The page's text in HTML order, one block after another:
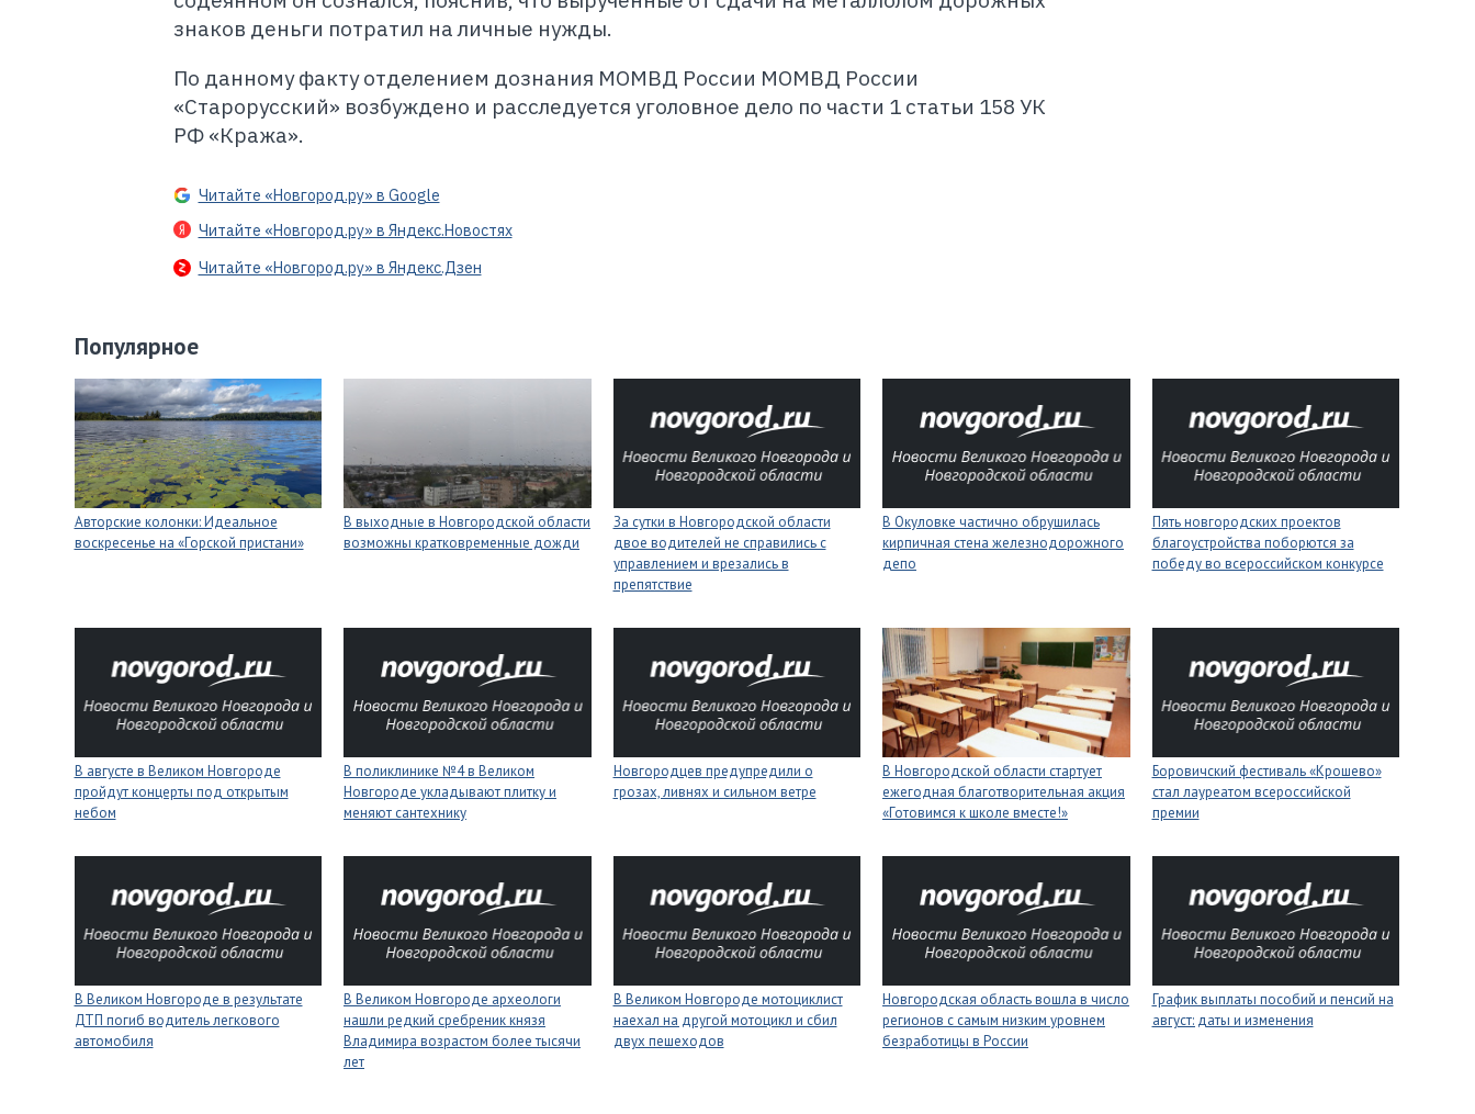
знаков деньги потратил на личные нужды.
По данному факту отделением дознания МОМВД России МОМВД России
«Старорусский» возбуждено и расследуется уголовное дело по части 1 статьи 158 УК
РФ «Кража».
Читайте «Новгород.ру» в Google
Читайте «Новгород.ру» в Яндекс.Новостях
Читайте «Новгород.ру» в Яндекс.Дзен
Популярное
Авторские колонки: Идеальное
воскресенье на «Горской пристани»
В выходные в Новгородской области
возможны кратковременные дожди
За сутки в Новгородской области
двое водителей не справились с
управлением и врезались в
препятствие
В Окуловке частично обрушилась
кирпичная стена железнодорожного
депо
Пять новгородских проектов
благоустройства поборются за
победу во всероссийском конкурсе
В августе в Великом Новгороде
пройдут концерты под открытым
небом
В поликлинике №4 в Великом
Новгороде укладывают плитку и
меняют сантехнику
Новгородцев предупредили о
грозах, ливнях и сильном ветре
В Новгородской области стартует
ежегодная благотворительная акция
«Готовимся к школе вместе!»
Боровичский фестиваль «Крошево»
стал лауреатом всероссийской
премии
В Великом Новгороде в результате
ДТП погиб водитель легкового
автомобиля
В Великом Новгороде археологи
нашли редкий сребреник князя
Владимира возрастом более тысячи
лет
В Великом Новгороде мотоциклист
наехал на другой мотоцикл и сбил
двух пешеходов
Новгородская область вошла в число
регионов с самым низким уровнем
безработицы в России
График выплаты пособий и пенсий на
август: даты и изменения